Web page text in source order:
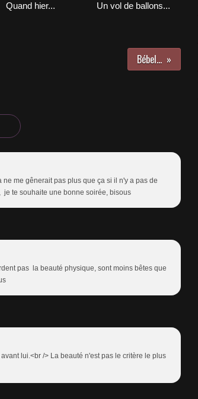
Quand hier... Un vol de ballons...
Bébel...
me gênerait pas plus que ça si il n'y a pas de
te souhaite une bonne soirée, bisous
pas la beauté physique, sont moins bêtes que
lui.<br /> La beauté n'est pas le critère le plus